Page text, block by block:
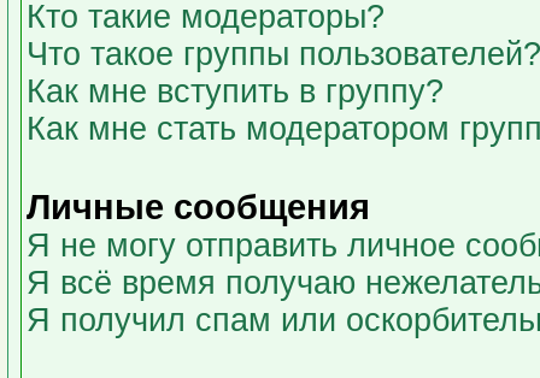
Кто такие модераторы?
Что такое группы пользователей?
Как мне вступить в группу?
Как мне стать модератором
Личные сообщения
Я не могу отправить личное
Я всё время получаю
Я получил спам или